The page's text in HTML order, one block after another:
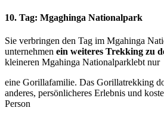
10. Tag: Mgaghinga Nationalpark
Sie verbringen den Tag im Mgahinga
unternehmen ein weiteres Trekking zu
kleineren Mgahinga Nationalparklebt nur
eine Gorillafamilie. Das Gorillatrekking
anderes, persönlicheres Erlebnis und
Person